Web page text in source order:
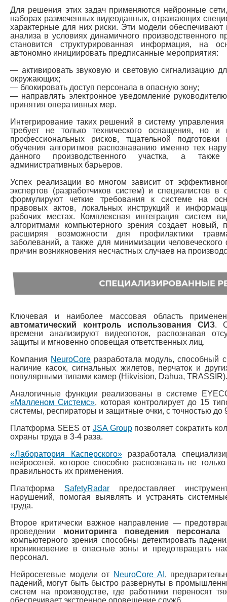
Для решения этих задач применяются нейронные
наборах размеченных видеоданных, отражающих
характерные для них риски. Эти модели обеспечивают
анализа в условиях динамичного производственного
становится структурированная информация, на
автономно инициировать предписанные мероприятия:
— активировать звуковую и световую сигнализацию
окружающих;
— блокировать доступ персонала в опасную зону;
— направлять электронное уведомление
принятия оперативных мер.
Интегрирование таких решений в систему
требует не только технического оснащения, но и
профессиональных рисков, тщательной
обучения алгоритмов распознаванию именно тех
данного производственного участка, а также
административных барьеров.
Успех реализации во многом зависит от
экспертов (разработчиков систем) и специалистов в
формулируют четкие требования к системе на
правовых актов, локальных инструкций и
рабочих местах. Комплексная интеграция систем
алгоритмами компьютерного зрения создает новый,
расширяя возможности для профилактики
заболеваний, а также для минимизации
причин возникновения несчастных случаев на
Ключевая и наиболее массовая область
автоматический контроль использования СИЗ.
времени анализируют видеопоток, распознавая
защиты и мгновенно оповещая ответственных лиц.
Компания NeuroCore разработала модуль, способный
наличие касок, сигнальных жилетов, перчаток и
популярными типами камер (Hikvision, Dahua, TRASSIR).
Аналогичные функции реализованы в системе
«Малленом Системс», которая контролирует до 15
системы, респираторы и защитные очки, с точностью до
Платформа SEES от JSA Groupпозволяет сократить
охраны труда в 3-4 раза.
«Лаборатория Касперского»разработала
нейросетей, которое способно распознавать не
правильность их применения.
Платформа SafetyRadar предоставляет
нарушений, помогая выявлять и устранять
труда.
Второе критически важное направление —
проведении мониторинга поведения персонала
компьютерного зрения способны детектировать
проникновение в опасные зоны и предотвращать
персонал.
Нейросетевые модели от NeuroCore AI ,
падений, могут быть быстро развернуты в
систем на производстве, где работники переносят